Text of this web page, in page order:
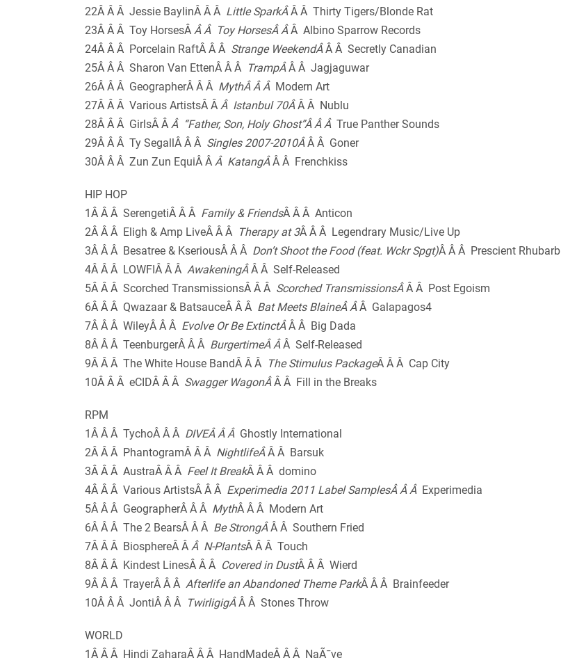
22Â Â Â Jessie BaylinÂ Â Â Little SparkÂÂ Â Thirty Tigers/Blonde Rat
23Â Â Â Toy HorsesÂ Â Â Toy HorsesÂ ÂÂ Albino Sparrow Records
24Â Â Â Porcelain RaftÂ Â Â Strange WeekendÂÂ Â Secretly Canadian
25Â Â Â Sharon Van EttenÂ Â Â TrampÂÂ Â Jagjaguwar
26Â Â Â GeographerÂ Â Â MythÂ Â Â Modern Art
27Â Â Â Various ArtistsÂ Â Â Istanbul 70ÂÂ Â Nublu
28Â Â Â GirlsÂ Â Â “Father, Son, Holy Ghost”Â Â Â True Panther Sounds
29Â Â Â Ty SegallÂ Â Â Singles 2007-2010ÂÂ Â Goner
30Â Â Â Zun Zun EquiÂ Â Â KatangÂÂ Â Frenchkiss
HIP HOP
1Â Â Â SerengetiÂ Â Â Family & FriendsÂ Â Â Anticon
2Â Â Â Eligh & Amp LiveÂ Â Â Therapy at 3Â Â Â Legendrary Music/Live Up
3Â Â Â Besatree & KseriousÂ Â Â Don’t Shoot the Food (feat. Wckr Spgt)Â Â Â Prescient Rhubarb
4Â Â Â LOWFIÂ Â Â AwakeningÂÂ Â Self-Released
5Â Â Â Scorched TransmissionsÂ Â Â Scorched TransmissionsÂÂ Â Post Egoism
6Â Â Â Qwazaar & BatsauceÂ Â Â Bat Meets BlaineÂ ÂÂ Galapagos4
7Â Â Â WileyÂ Â Â Evolve Or Be ExtinctÂÂ Â Big Dada
8Â Â Â TeenburgerÂ Â Â BurgertimeÂ ÂÂ Self-Released
9Â Â Â The White House BandÂ Â Â The Stimulus PackageÂ Â Â Cap City
10Â Â Â eCIDÂ Â Â Swagger WagonÂÂ Â Fill in the Breaks
RPM
1Â Â Â TychoÂ Â Â DIVEÂ Â Â Ghostly International
2Â Â Â PhantogramÂ Â Â NightlifeÂÂ Â Barsuk
3Â Â Â AustraÂ Â Â Feel It BreakÂ Â Â domino
4Â Â Â Various ArtistsÂ Â Â Experimedia 2011 Label SamplesÂ Â Â Experimedia
5Â Â Â GeographerÂ Â Â MythÂ Â Â Modern Art
6Â Â Â The 2 BearsÂ Â Â Be StrongÂÂ Â Southern Fried
7Â Â Â BiosphereÂ Â Â N-PlantsÂ Â Â Touch
8Â Â Â Kindest LinesÂ Â Â Covered in DustÂ Â Â Wierd
9Â Â Â TrayerÂ Â Â Afterlife an Abandoned Theme ParkÂ Â Â Brainfeeder
10Â Â Â JontiÂ Â Â TwirligigÂÂ Â Stones Throw
WORLD
1Â Â Â Hindi ZaharaÂ Â Â HandMadeÂ Â Â NaÃ¯ve